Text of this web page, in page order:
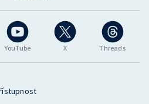
YouTube X Threads